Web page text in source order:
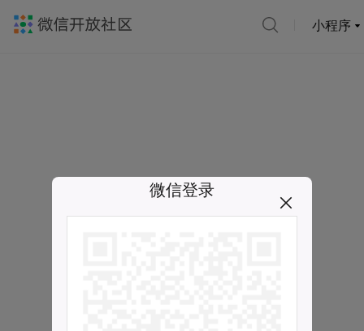
小程序
微信登录